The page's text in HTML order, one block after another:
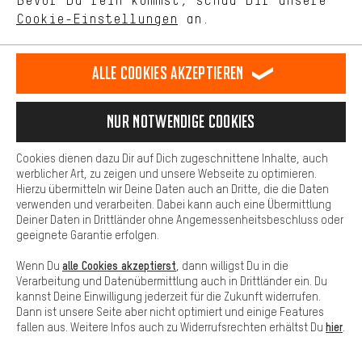
#DEINBIKEBRAUCHTDAS
Cookie-Einstellungen an.
unseres Shop-Angebots.
Dein Shopping-Erlebnis wird komfortabler. Mit Komfort-Cookies
stellen wir Verknüpfungen zu Social Media Plattformen her. So
können wir dir weitere nützliche Inhalte und Informationen zur
Verfügung stellen. Zudem hast du die Möglichkeit zusätzliche
Services zu nutzen, die es dir erleichtern die richtigen Produkte zu
finden. Beispielsweise bieten wir eine Chat-Funktion an, damit
Fragen schnell und unkompliziert beantwortet werden können.
Basis
Basis-Cookies gewährleisten, dass Du unsere Webseite
grundsätzlich nutzen kannst.
Alle Cookies akzeptieren
Nur Notwendige Cookies
Cookies dienen dazu Dir auf Dich zugeschnittene Inhalte, auch
werblicher Art, zu zeigen und unsere Webseite zu optimieren.
Hierzu übermitteln wir Deine Daten auch an Dritte, die die Daten
verwenden und verarbeiten. Dabei kann auch eine Übermittlung
Deiner Daten in Drittländer ohne Angemessenheitsbeschluss oder
geeignete Garantie erfolgen.
Wenn Du alle Cookies akzeptierst , dann willigst Du in die
Verarbeitung und Datenübermittlung auch in Drittländer ein. Du
kannst Deine Einwilligung jederzeit für die Zukunft widerrufen.
Dann ist unsere Seite aber nicht optimiert und einige Features
fallen aus. Weitere Infos auch zu Widerrufsrechten erhältst Du hier